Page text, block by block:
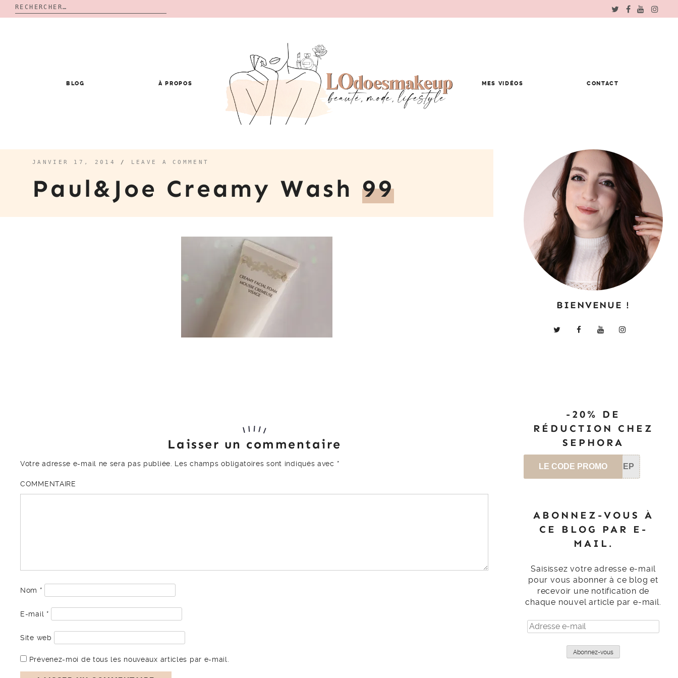
Rechercher :
BLOG À PROPOS MES VIDÉOS CONTACT
JANVIER 17, 2014 / LEAVE A COMMENT
Paul&joe Creamy Wash 99
Laisser un commentaire
Votre adresse e-mail ne sera pas publiée. Les champs obligatoires sont indiqués avec *
COMMENTAIRE
Nom *
E-mail *
Site web
Prévenez-moi de tous les nouveaux articles par e-mail.
BIENVENUE !
-20% DE
RÉDUCTION CHEZ
SEPHORA
LE CODE PROMO SEP
ABONNEZ-VOUS À
CE BLOG PAR E-
MAIL.
Saisissez votre adresse e-mail
pour vous abonner à ce blog et
recevoir une notification de
chaque nouvel article par e-mail.
Adresse
e-
Abonnez-vous